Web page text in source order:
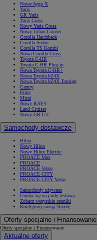
Nowe Aygo X
Yaris
GR Yaris
Yaris Cross
Nowy Yaris Cross
Nowy Urban Cruiser
Corolla Hatchback
Corolla Sedan
Corolla TS Kombi
Nowa Corolla Cross
Toyota C-HR
Toyota C-HR Plug-in
Nowa Toyota C-HR+
Nowa Toyota bZ4X
Nowa Toyota bZ4X Touring
Camry
Prius
Mirai
Nowy RAV4
Land Cruiser
Nowy GR GT
Samochody dostawcze
Hilux
Nowy Hilux
Nowy Hilux Electric
PROACE Max
PROACE
PROACE Verso
PROACE CITY
PROACE CITY Verso
Samochody używane
Umów się na jazdę testową
Zobacz wszystkie cenniki
Konfiguruj swoją Toyotę
Oferty specjalne i Finansowanie
Oferty specjalne i Finansowanie
Aktualne oferty